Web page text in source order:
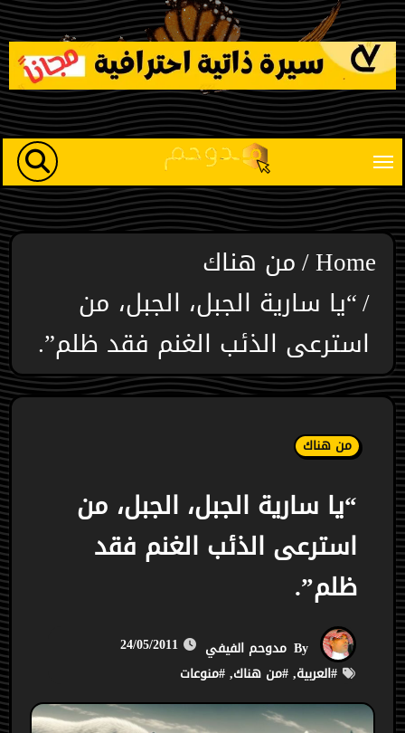
Skip
to
content
Home من هناك
“يا سارية الجبل، الجبل، من
استرعى الذئب الغنم فقد ظلم”.
من هناك
“يا سارية الجبل، الجبل، من
استرعى الذئب الغنم فقد
ظلم”.
مدوحم الفيفي
24/05/2011
#العربية, #من هناك, #منوعات